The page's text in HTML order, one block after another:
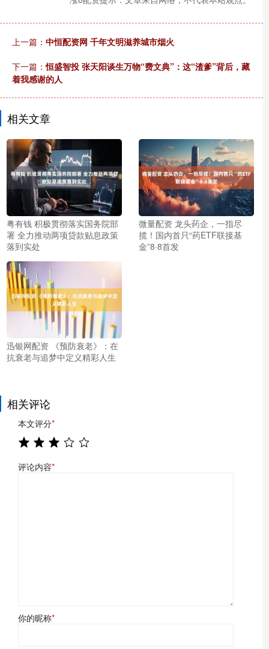
上一篇： 中恒配资网 千年文明滋养城市烟火
下一篇：恒盛智投 张天阳谈生万物“费文典”：这“渣爹”背后，藏
着我感谢的人
相关文章
粤有钱 积极贯彻落实国务院部
署 全力推动两项贷款贴息政策
落到实处
微量配资 龙头药企，一指尽
揽！国内首只“药ETF联接基
金”8·8首发
迅银网配资 《预防衰老》：在
抗衰老与追梦中定义精彩人生
相关评论
本文评分*
评论内容*
你的昵称*